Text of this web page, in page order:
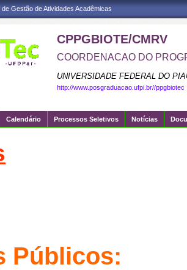
Gestão de Atividades Acadêmicas
CPPGBIOTE/CMRV
COORDENACAO DO
UNIVERSIDADE FEDERAL DO
http://www.posgraduacao.ufpi.br//ppgbiotec
Calendário Processos Seletivos Notícias
Públicos: